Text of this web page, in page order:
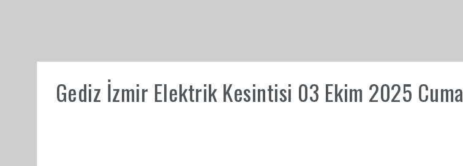
Gediz İzmir Elektrik Kesintisi 03 Ekim 2025 Cuma